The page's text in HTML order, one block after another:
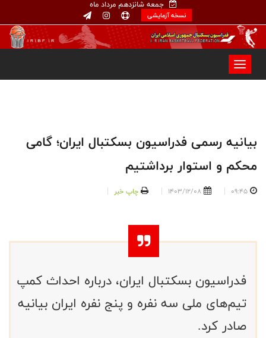
جمعه شانزدهم مرداد ماه
نسخه آزمایشی
بیانیه رسمی فدراسیون بسکتبال ایران؛ گامی
محکم و استوار برداشتیم
09:45
1403/12/08 چاپ خبر
فدراسیون بسکتبال ایران، درباره احداث کمپ
تیم‌های ملی سه نفره و پنج نفره ایران بیانیه
صادر کرد.